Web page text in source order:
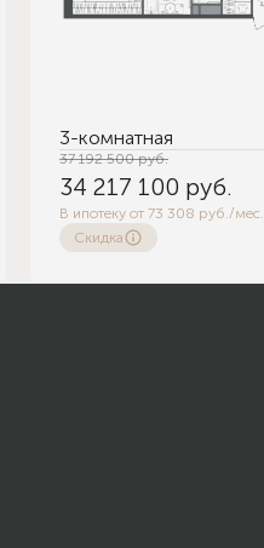
3-комнатная
37 192 500руб.
34 217 100 руб.
В ипотеку от 73 308 руб./мес.
Скидка